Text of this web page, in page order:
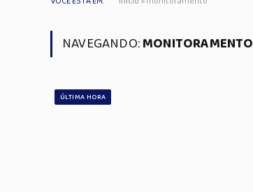
NAVEGANDO:MONITORAMENTO
ÚLTIMA HORA